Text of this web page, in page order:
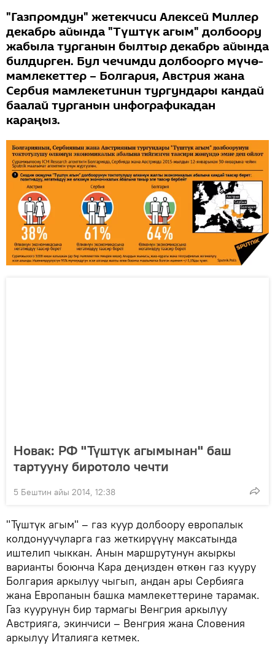
"Газпромдун" жетекчиси Алексей Миллер
декабрь айында "Түштүк агым" долбоору
жабыла турганын былтыр декабрь айында
билдирген. Бул чечимди долбоорго мүчө-
мамлекеттер – Болгария, Австрия жана
Сербия мамлекетинин тургундары кандай
баалай турганын инфографикадан
караңыз.
Новак: РФ "Түштүк агымынан" баш
тартууну биротоло чечти
5 Бештин айы 2014, 12:38
"Түштүк агым" – газ куур долбоору европалык
колдонуучуларга газ жеткирүүнү максатында
иштелип чыккан. Анын маршрутунун акыркы
варианты боюнча Кара деңизден өткөн газ кууру
Болгария аркылуу чыгып, андан ары Сербияга
жана Европанын башка мамлекеттерине тарамак.
Газ куурунун бир тармагы Венгрия аркылуу
Австрияга, экинчиси – Венгрия жана Словения
аркылуу Италияга кетмек.